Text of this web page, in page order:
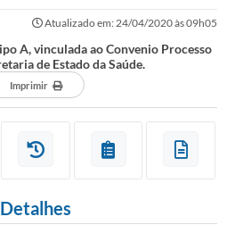
Atualizado em: 24/04/2020 às 09h05
A, vinculada ao Convenio Processo
de Estado da Saúde.
Imprimir
Detalhes